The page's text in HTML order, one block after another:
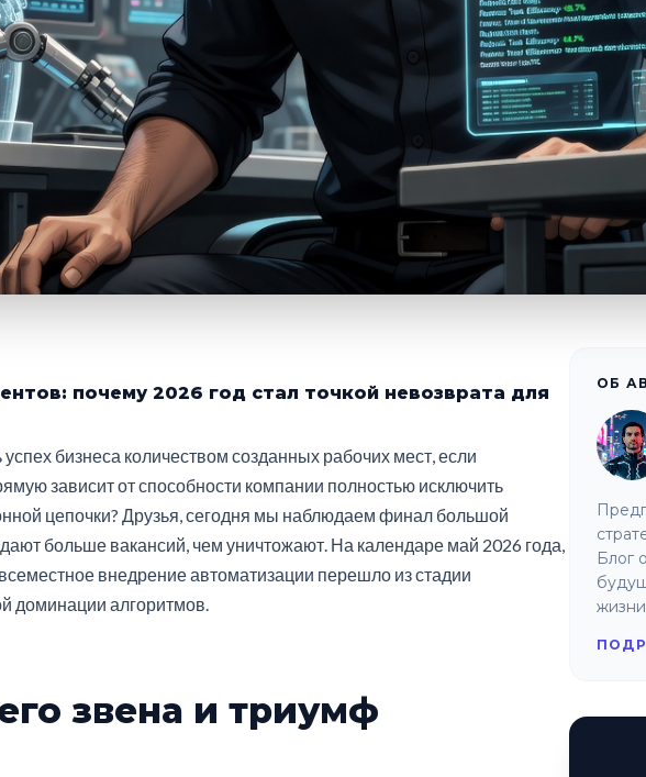
почему 2026 год стал точкой невозврата для
бизнеса количеством созданных рабочих мест, если
зависит от способности компании полностью исключить
цепочки? Друзья, сегодня мы наблюдаем финал большой
больше вакансий, чем уничтожают. На календаре май 2026 года,
внедрение автоматизации перешло из стадии
доминации алгоритмов.
звена и триумф
ОБ
Блог